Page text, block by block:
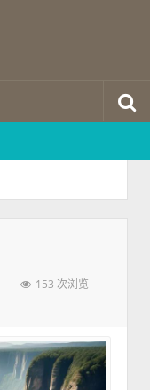
153 次浏览